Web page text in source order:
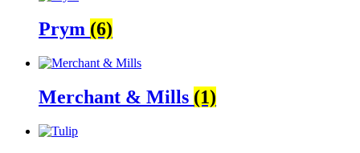
Prym (6)
Merchant & Mills (1)